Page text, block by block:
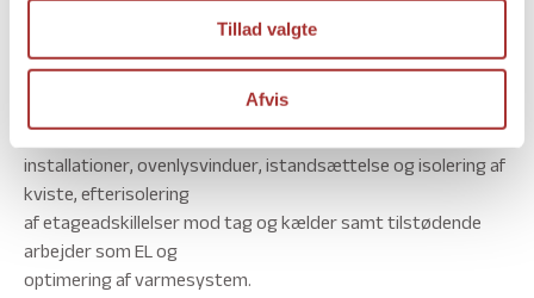
Tillad valgte
Afvis
pulterrum, fællesrum, varmecentral og vaskeri.
Renovering
Renoveringen omfatter udskiftning af tag, integrering af
solceller i tag med tilhørende
installationer, ovenlysvinduer, istandsættelse og isolering af
kviste, efterisolering
af etageadskillelser mod tag og kælder samt tilstødende
arbejder som EL og
optimering af varmesystem.